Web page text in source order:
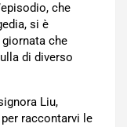
che
si è
giornata che
di diverso
Liu,
raccontarvi le